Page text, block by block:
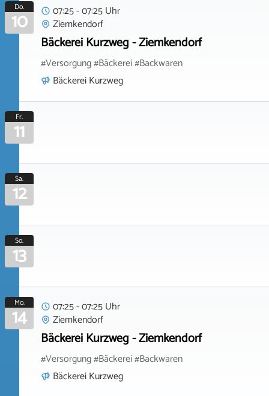
Do.
10
07:25 - 07:25 Uhr
Ziemkendorf
Bäckerei Kurzweg - Ziemkendorf
#Versorgung #Bäckerei #Backwaren
Bäckerei Kurzweg
Fr.
11
Sa.
12
So.
13
Mo.
14
07:25 - 07:25 Uhr
Ziemkendorf
Bäckerei Kurzweg - Ziemkendorf
#Versorgung #Bäckerei #Backwaren
Bäckerei Kurzweg